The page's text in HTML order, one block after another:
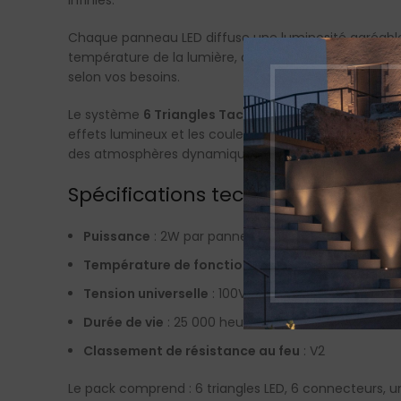
Chaque panneau LED diffuse une luminosité
température de la lumière, avec une
CCT réglable
selon vos besoins.
Le système 6 Triangles Tactile RGBest également
effets lumineux et les couleurs. Les panneaux RGB
des atmosphères dynamiques et personnalisées.
Spécifications techniques :
Puissance : 2W par panneau, avec un conducteur
Température de fonctionnement
: de -20°C à
Tension universelle : 100V-240V
Durée de vie : 25 000 heures
Classement de résistance au feu : V2
Le pack comprend : 6 triangles LED, 6 connecteurs,